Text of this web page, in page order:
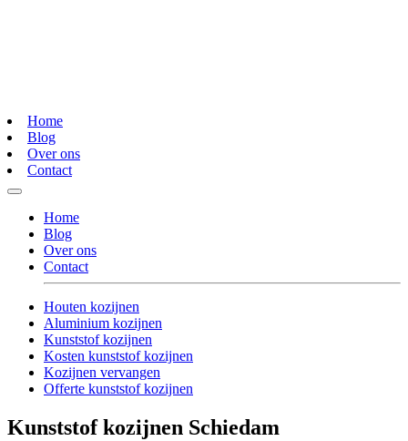
Home
Blog
Over ons
Contact
Home
Blog
Over ons
Contact
Houten kozijnen
Aluminium kozijnen
Kunststof kozijnen
Kosten kunststof kozijnen
Kozijnen vervangen
Offerte kunststof kozijnen
Kunststof kozijnen Schiedam